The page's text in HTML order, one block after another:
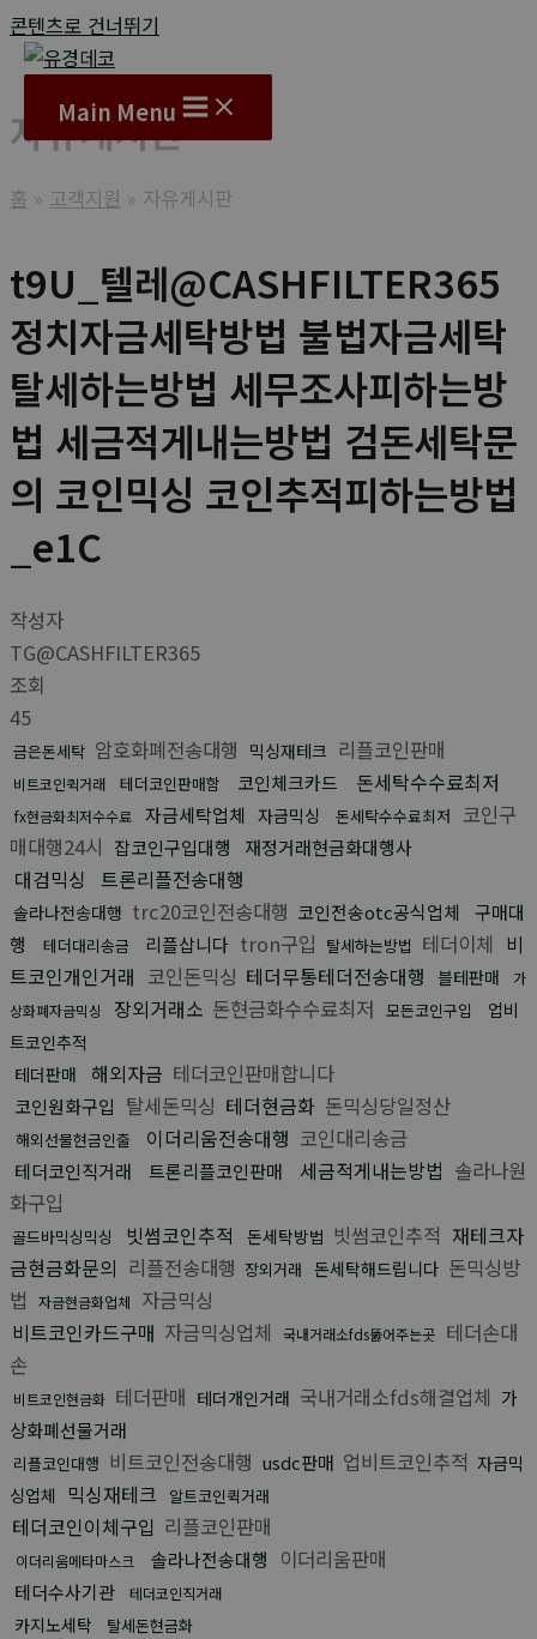
콘텐츠로 건너뛰기
Main Menu
자유게시판
홈 고객지원 자유게시판
t9U_텔레@CASHFILTER365
정치자금세탁방법 불법자금세탁
탈세하는방법 세무조사피하는방
법 세금적게내는방법 검돈세탁문
의 코인믹싱 코인추적피하는방법
_e1C
작성자
TG@CASHFILTER365
조회
45
금은돈세탁 암호화폐전송대행 믹싱재테크 리플코인판매
비트코인퀵거래 테더코인판매함 코인체크카드 돈세탁수수료최저
fx현금화최저수수료 자금세탁업체 자금믹싱 돈세탁수수료최저
코인구
매대행24시 잡코인구입대행 재정거래현금화대행사
대검믹싱 트론리플전송대행
솔라나전송대행 trc20코인전송대행 코인전송otc공식업체
구매대
행
테더대리송금 리플삽니다 tron구입 탈세하는방법 테더이체 비
트코인개인거래 코인돈믹싱 테더무통테더전송대행 블테판매
가
상화폐자금믹싱
장외거래소 돈현금화수수료최저 모든코인구입
업비
트코인추적
테더판매
해외자금 테더코인판매합니다
코인원화구입 탈세돈믹싱 테더현금화 돈믹싱당일정산
해외선물현금인출 이더리움전송대행 코인대리송금
테더코인직거래 트론리플코인판매 세금적게내는방법 솔라나원
화구입
골드바믹싱믹싱 빗썸코인추적 돈세탁방법 빗썸코인추적 재테크자
금현금화문의 리플전송대행 장외거래 돈세탁해드립니다 돈믹싱방
법
자금현금화업체
자금믹싱
비트코인카드구매 자금믹싱업체 국내거래소fds뚫어주는곳 테더손대
손
비트코인현금화 테더판매 테더개인거래 국내거래소fds해결업체 가
상화폐선물거래
리플코인대행 비트코인전송대행 usdc판매 업비트코인추적 자금믹
싱업체
믹싱재테크 알트코인퀵거래
테더코인이체구입 리플코인판매
이더리움메타마스크 솔라나전송대행 이더리움판매
테더수사기관 테더코인직거래
카지노세탁 탈세돈현금화